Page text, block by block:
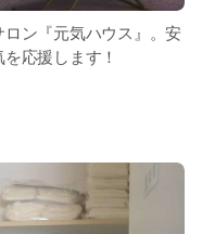
ン『元気ハウス』。安
応援します！